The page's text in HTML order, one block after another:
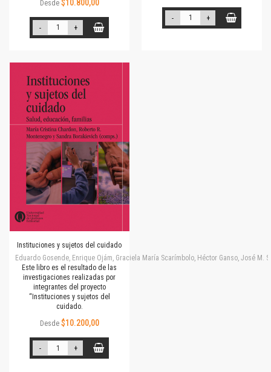
Desde $10.800,00
- +
- +
Instituciones y sujetos del cuidado
Eduardo Gosende, Enrique Ojám, Graciela María Scarímbolo, Héctor Ganso, José
Este libro es el resultado de las
investigaciones realizadas por
integrantes del proyecto
“Instituciones y sujetos del
cuidado.
Desde $10.200,00
- +